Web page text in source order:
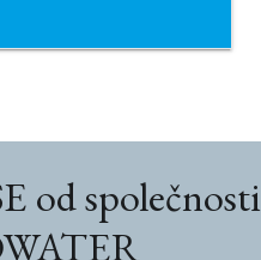
od společnosti